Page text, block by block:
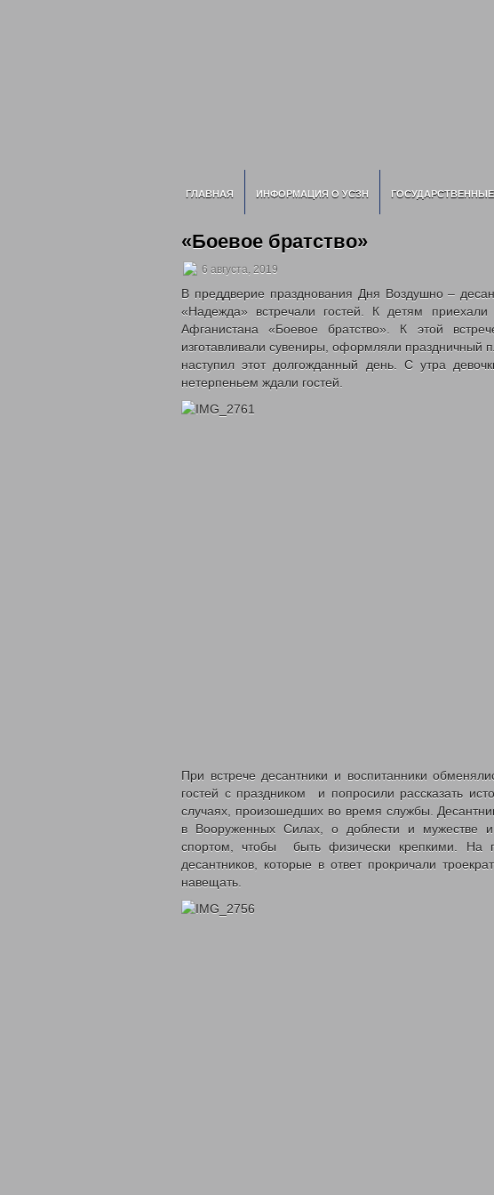
ГЛАВНАЯ ИНФОРМАЦИЯ О УСЗН
«Боевое братство»
6 августа, 2019
В преддверие празднования Дня Воздушно –
«Надежда» встречали гостей. К детям приехали
Афганистана «Боевое братство». К этой
изготавливали сувениры, оформляли праздничный
наступил этот долгожданный день. С утра
нетерпеньем ждали гостей.
При встрече десантники и воспитанники
гостей с праздником и попросили рассказать
случаях, произошедших во время службы.
в Вооруженных Силах, о доблести и мужестве
спортом, чтобы быть физически крепкими. На
десантников, которые в ответ прокричали
навещать.